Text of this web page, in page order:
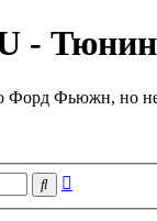
-
Форд Фьюжн, но
Поиск